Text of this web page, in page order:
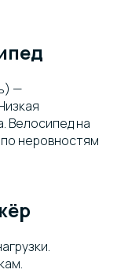
—
Велосипед на
неровностям